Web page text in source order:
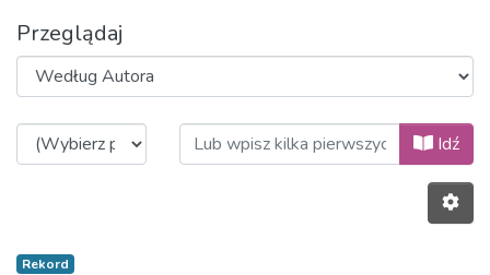
Przeglądaj
Przeglądanie Biblioteka Akademii
Idź
Rekord